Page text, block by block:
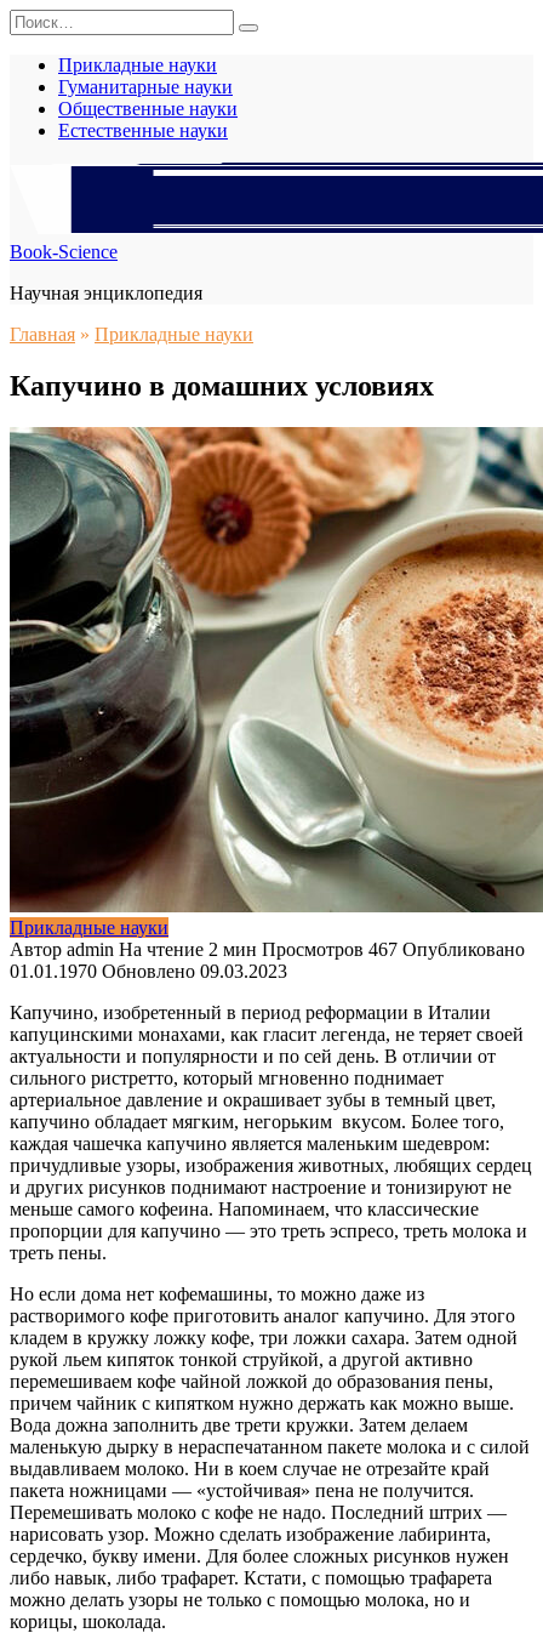
Перейти
к
содержанию
Search
for:
Прикладные науки
Гуманитарные науки
Общественные науки
Естественные науки
Book-Science
Научная энциклопедия
Главная » Прикладные науки
Капучино в домашних условиях
Прикладные науки
Автор admin На чтение 2 мин Просмотров 467 Опубликовано
01.01.1970 Обновлено 09.03.2023
Капучино, изобретенный в период реформации в Италии
капуцинскими монахами, как гласит легенда, не теряет своей
актуальности и популярности и по сей день. В отличии от
сильного ристретто, который мгновенно поднимает
артериальное давление и окрашивает зубы в темный цвет,
капучино обладает мягким, негорьким вкусом. Более того,
каждая чашечка капучино является маленьким шедевром:
причудливые узоры, изображения животных, любящих сердец
и других рисунков поднимают настроение и тонизируют не
меньше самого кофеина. Напоминаем, что классические
пропорции для капучино — это треть эспресо, треть молока и
треть пены.
Но если дома нет кофемашины, то можно даже из
растворимого кофе приготовить аналог капучино. Для этого
кладем в кружку ложку кофе, три ложки сахара. Затем одной
рукой льем кипяток тонкой струйкой, а другой активно
перемешиваем кофе чайной ложкой до образования пены,
причем чайник с кипятком нужно держать как можно выше.
Вода дожна заполнить две трети кружки. Затем делаем
маленькую дырку в нераспечатанном пакете молока и с силой
выдавливаем молоко. Ни в коем случае не отрезайте край
пакета ножницами — «устойчивая» пена не получится.
Перемешивать молоко с кофе не надо. Последний штрих —
нарисовать узор. Можно сделать изображение лабиринта,
сердечко, букву имени. Для более сложных рисунков нужен
либо навык, либо трафарет. Кстати, с помощью трафарета
можно делать узоры не только с помощью молока, но и
корицы, шоколада.